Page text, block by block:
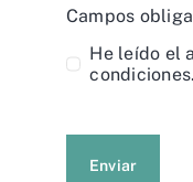
Campos
He leído el
condiciones.
Enviar